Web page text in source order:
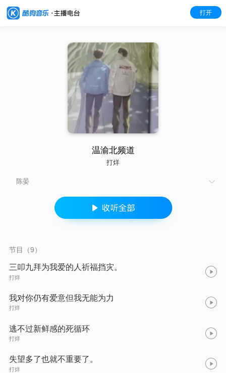
打开
温渝北频道
打烊
陈晏
节目（9）
三叩九拜为我爱的人祈福挡灾。
打烊
我对你仍有爱意但我无能为力
打烊
逃不过新鲜感的死循环
打烊
失望多了也就不重要了。
打烊